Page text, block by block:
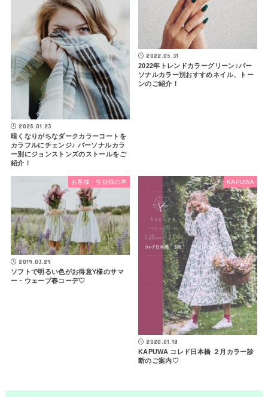
2025.01.23
暗くなりがちなダークカラーコートを
カラフルにチェンジ♪ パーソナルカラ
ー別にジョンストンズのストールをご
紹介！
2022.05.31
2022年トレンドカラーグリーン♪パー
ソナルカラー別おすすめネイル、トー
ンのご紹介！
お客様・生徒様の声
2019.03.29
ソフトで明るい色がお得意Y様のサマ
ー・ウェーブ春コーデ♡
KAPUWA
2020.01.18
KAPUWA コレド日本橋 ２月カラー診
断のご案内♡